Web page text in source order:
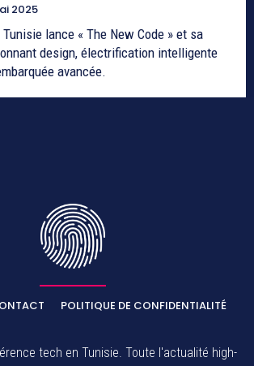
2025
lance « The New Code » et sa
design, électrification intelligente
avancée.
POLITIQUE DE CONFIDENTIALITÉ
tech en Tunisie. Toute l'actualité high-